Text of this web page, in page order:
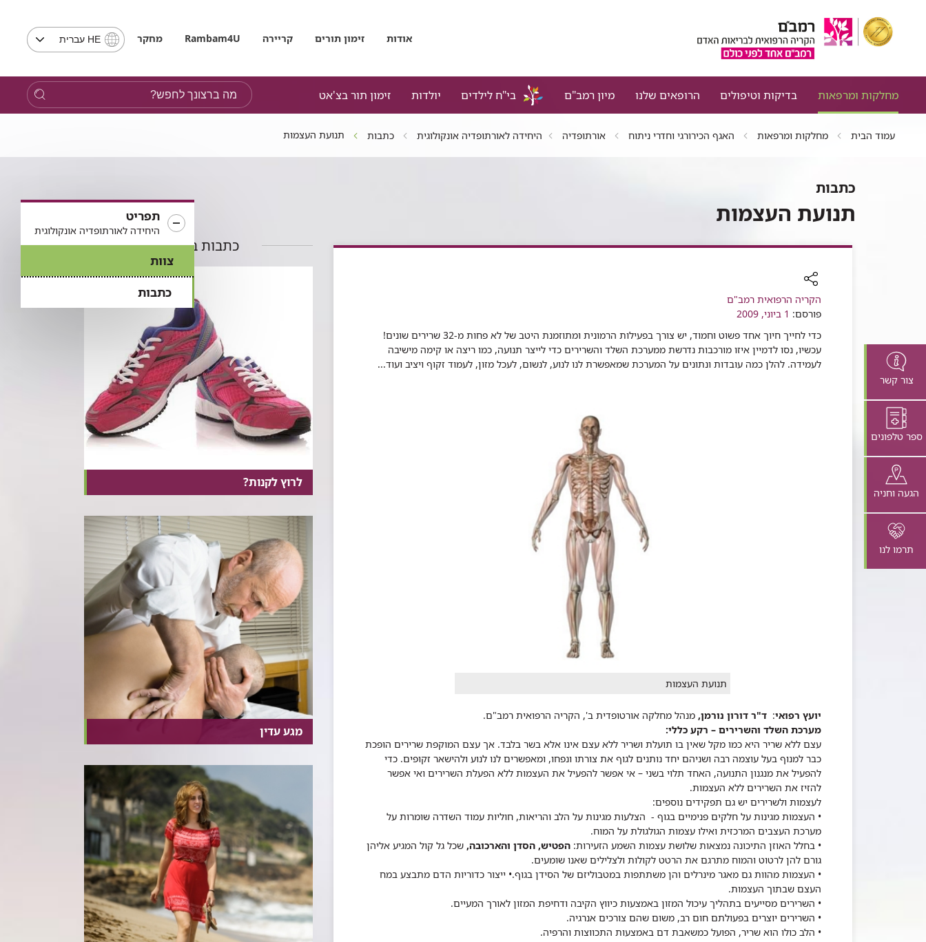
אודות זימון תורים קריירה Rambam4U מחקר
בחירת
שים
לב,
בבחירת
לאתר
HE עברית
מחלקות ומרפאות בדיקות וטיפולים הרופאים שלנו מיון רמב"ם בי"ח לילדים יולדות זימון תור בצ'אט
מה
ברצונך
לחפש?
צור קשר
ספר טלפונים
הגעה וחניה
תרמו לנו
עמוד הבית מחלקות ומרפאות האגף הכירורגי וחדרי ניתוח אורתופדיה היחידה לאורתופדיה אונקולוגית כתבות תנועת העצמות
תפריט
היחידה לאורתופדיה אונקולוגית
צוות
כתבות
כתבות
תנועת העצמות
רכיב
שיתוף
הקריה הרפואית רמב"ם
פורסם: 1 ביוני, 2009
כדי לחייך חיוך אחד פשוט וחמוד, יש צורך בפעילות הרמונית ומתוזמנת היטב של לא פחות מ-32 שרירים שונים!
עכשיו, נסו לדמיין איזו מורכבות נדרשת ממערכת השלד והשרירים כדי לייצר תנועה, כמו ריצה או קימה מישיבה
לעמידה. להלן כמה עובדות ונתונים על המערכת שמאפשרת לנו לנוע, לנשום, לעכל מזון, לעמוד זקוף ויציב ועוד... ​
תנועת העצמות
יועץ רפואי: ד"ר דורון נורמן, מנהל מחלקה אורטופדית ב', הקריה הרפואית רמב"ם.
מערכת השלד והשרירים – רקע כללי:
עצם ללא שריר היא כמו מקל שאין בו תועלת ושריר ללא עצם אינו אלא בשר בלבד. אך עצם המוקפת שרירים הופכת
כבר למנוף בעל עוצמה רבה ושניהם יחד נותנים לגוף את צורתו ונפחו, ומאפשרים לנו לנוע ולהישאר זקופים. כדי
להפעיל את מנגנון התנועה, האחד תלוי בשני – אי אפשר להפעיל את העצמות ללא הפעלת השרירים ואי אפשר
להזיז את השרירים ללא העצמות.
לעצמות ולשרירים יש גם תפקידים נוספים:
• העצמות מגינות על חלקים פנימיים בגוף - הצלעות מגינות על הלב והריאות, חוליות עמוד השדרה שומרות על
מערכת העצבים המרכזית ואילו עצמות הגולגולת על המוח.
• בחלל האוזן התיכונה נמצאות שלושת עצמות השמע הזעירות: הפטיש, הסדן והארכובה, שכל גל קול המגיע אליהן
גורם להן לרטוט והמוח מתרגם את הרטט לקולות ולצלילים שאנו שומעים.
• העצמות מהוות גם מאגר מינרלים והן משתתפות במטבוליזם של הסידן בגוף.• ייצור כדוריות הדם מתבצע במח
העצם שבתוך העצמות.
• השרירים מסייעים בתהליך עיכול המזון באמצעות כיווץ הקיבה ודחיפת המזון לאורך המעיים.
• השרירים יוצרים בפעולתם חום רב, משום שהם צורכים אנרגיה.
• הלב כולו הוא שריר, הפועל כמשאבת דם באמצעות התכווצות והרפיה.
כתבות בתחום
לרוץ לקנות?
מגע עדין